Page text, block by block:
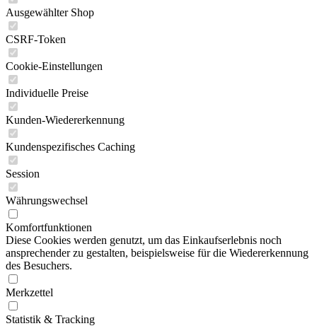
Ausgewählter Shop
CSRF-Token
Cookie-Einstellungen
Individuelle Preise
Kunden-Wiedererkennung
Kundenspezifisches Caching
Session
Währungswechsel
Komfortfunktionen
Diese Cookies werden genutzt, um das Einkaufserlebnis noch
ansprechender zu gestalten, beispielsweise für die Wiedererkennung
des Besuchers.
Merkzettel
Statistik & Tracking